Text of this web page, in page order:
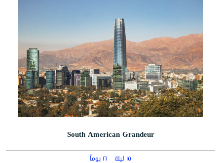
South American Grandeur
١٥ ليلة ١٦ يوماً